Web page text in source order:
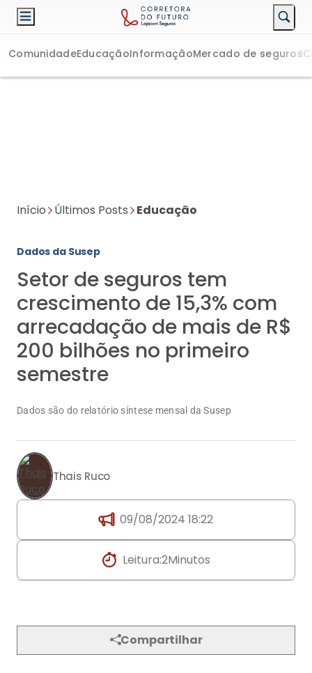
ComunidadeEducaçãoInformaçãoMercado de seguros
Início Últimos Posts Educação
Dados da Susep
Setor de seguros tem
crescimento de 15,3% com
arrecadação de mais de R$
200 bilhões no primeiro
semestre
Dados são do relatório síntese mensal da Susep
Thais Ruco
09/08/2024 18:22
Leitura:2Minutos
Compartilhar